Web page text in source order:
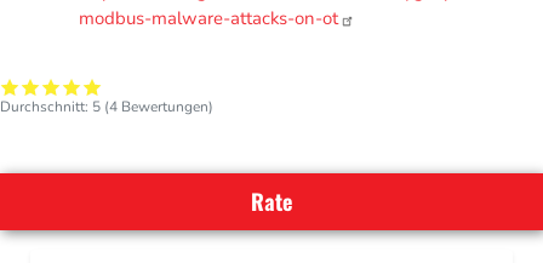
modbus-malware-attacks-on-ot
Durchschnitt: 5 (4 Bewertungen)